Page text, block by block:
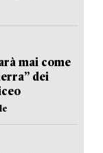
mai come
dei